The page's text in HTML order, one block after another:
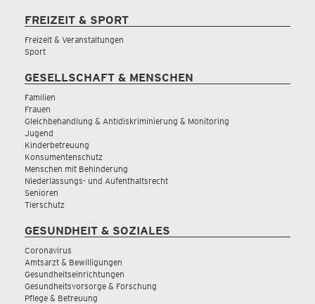
FREIZEIT & SPORT
Freizeit & Veranstaltungen
Sport
GESELLSCHAFT & MENSCHEN
Familien
Frauen
Gleichbehandlung & Antidiskriminierung & Monitoring
Jugend
Kinderbetreuung
Konsumentenschutz
Menschen mit Behinderung
Niederlassungs- und Aufenthaltsrecht
Senioren
Tierschutz
GESUNDHEIT & SOZIALES
Coronavirus
Amtsarzt & Bewilligungen
Gesundheitseinrichtungen
Gesundheitsvorsorge & Forschung
Pflege & Betreuung